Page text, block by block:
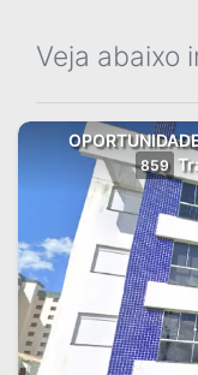
Veja abaixo
859